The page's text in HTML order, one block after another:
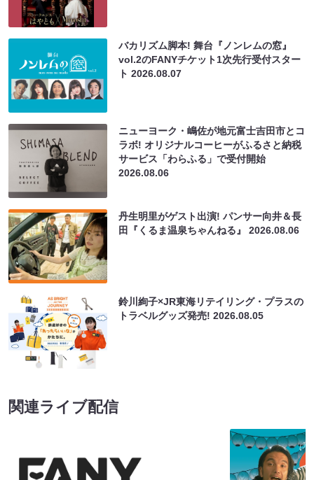
バカリズム脚本! 舞台『ノンレムの窓』
vol.2のFANYチケット1次先行受付スター
ト2026.08.07
ニューヨーク・嶋佐が地元富士吉田市とコ
ラボ! オリジナルコーヒーがふるさと納税
サービス「わらふる」で受付開始
2026.08.06
丹生明里がゲスト出演! パンサー向井＆長
田『くるま温泉ちゃんねる』2026.08.06
鈴川絢子×JR東海リテイリング・プラスの
トラベルグッズ発売!2026.08.05
関連ライブ配信